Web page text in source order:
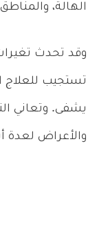
الهالة،
وقد تحدث
تستجيب للعلاج
يشفى. وتعاني
والأعراض